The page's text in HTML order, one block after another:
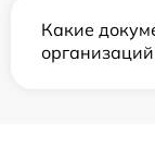
Какие